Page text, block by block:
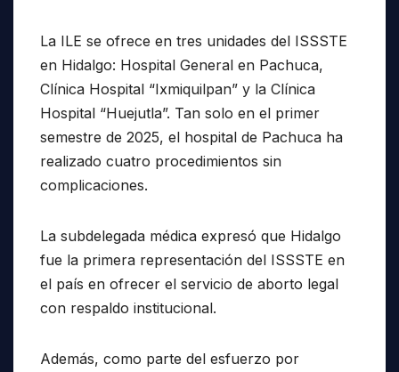
La ILE se ofrece en tres unidades del ISSSTE
en Hidalgo: Hospital General en Pachuca,
Clínica Hospital “Ixmiquilpan” y la Clínica
Hospital “Huejutla”. Tan solo en el primer
semestre de 2025, el hospital de Pachuca ha
realizado cuatro procedimientos sin
complicaciones.
La subdelegada médica expresó que Hidalgo
fue la primera representación del ISSSTE en
el país en ofrecer el servicio de aborto legal
con respaldo institucional.
Además, como parte del esfuerzo por